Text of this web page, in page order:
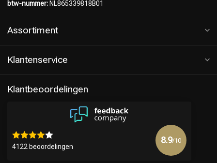
btw-nummer:NL865339818B01
Assortiment
Klantenservice
Klantbeoordelingen
4122 beoordelingen
8.9/10